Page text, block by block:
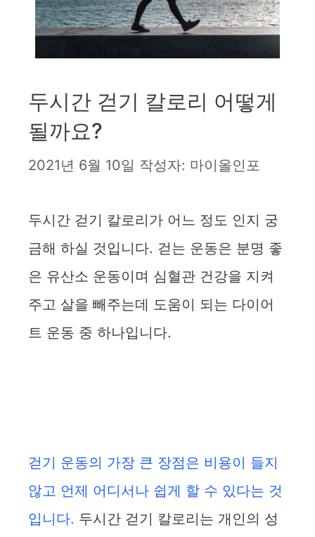
두시간 걷기 칼로리 어떻게
될까요?
2021년 6월 10일 작성자: 마이올인포
두시간 걷기 칼로리가 어느 정도 인지 궁
금해 하실 것입니다. 걷는 운동은 분명 좋
은 유산소 운동이며 심혈관 건강을 지켜
주고 살을 빼주는데 도움이 되는 다이어
트 운동 중 하나입니다.
걷기 운동의 가장 큰 장점은 비용이 들지
않고 언제 어디서나 쉽게 할 수 있다는 것
입니다. 두시간 걷기 칼로리는 개인의 성